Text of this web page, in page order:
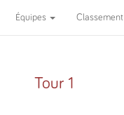
Équipes Classement
Tour 1